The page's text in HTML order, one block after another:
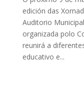
edición das
Auditorio
organizada polo
reunirá a
educativo e...